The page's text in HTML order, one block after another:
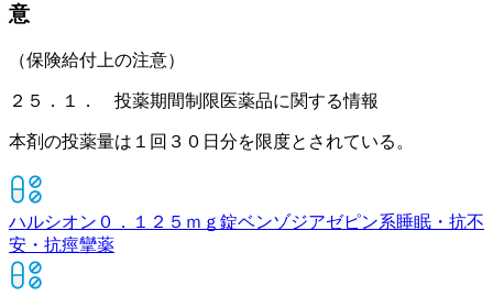
意
（保険給付上の注意）
２５．１． 投薬期間制限医薬品に関する情報
本剤の投薬量は１回３０日分を限度とされている。
ハルシオン０．１２５ｍｇ錠ベンゾジアゼピン系睡眠・抗不
安・抗痙攣薬